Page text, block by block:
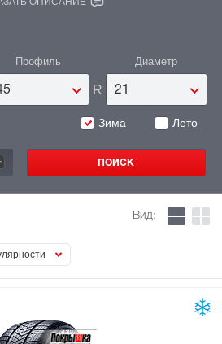
Профиль
R
Диаметр
21
Зима Лето
Вид: